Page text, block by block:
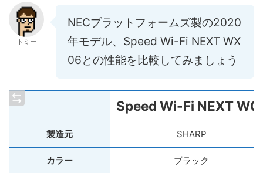
トミー
NECプラットフォームズ製の2020
年モデル、Speed Wi-Fi NEXT WX
06との性能を比較してみましょう
Speed Wi-Fi NEXT
製造元 SHARP
カラー ブラック